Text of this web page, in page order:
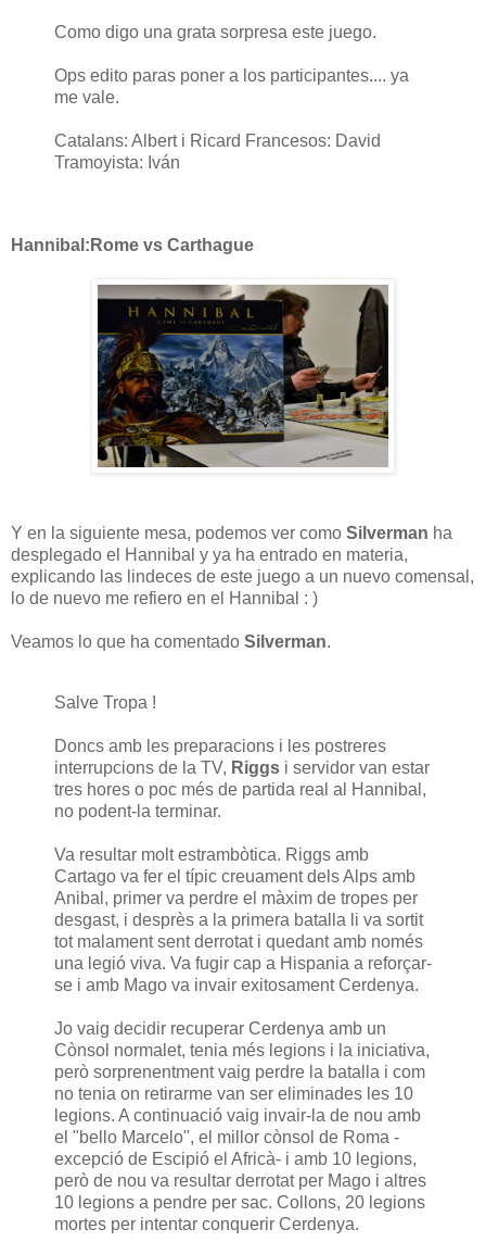
Como digo una grata sorpresa este juego.
Ops edito paras poner a los participantes.... ya
me vale.
Catalans: Albert i Ricard Francesos: David
Tramoyista: Iván
Hannibal:Rome vs Carthague
Y en la siguiente mesa, podemos ver como Silverman ha
desplegado el Hannibal y ya ha entrado en materia,
explicando las lindeces de este juego a un nuevo comensal,
lo de nuevo me refiero en el Hannibal : )
Veamos lo que ha comentado Silverman.
Salve Tropa !
Doncs amb les preparacions i les postreres
interrupcions de la TV, Riggs i servidor van estar
tres hores o poc més de partida real al Hannibal,
no podent-la terminar.
Va resultar molt estrambòtica. Riggs amb
Cartago va fer el típic creuament dels Alps amb
Anibal, primer va perdre el màxim de tropes per
desgast, i desprès a la primera batalla li va sortit
tot malament sent derrotat i quedant amb només
una legió viva. Va fugir cap a Hispania a reforçar-
se i amb Mago va invair exitosament Cerdenya.
Jo vaig decidir recuperar Cerdenya amb un
Cònsol normalet, tenia més legions i la iniciativa,
però sorprenentment vaig perdre la batalla i com
no tenia on retirarme van ser eliminades les 10
legions. A continuació vaig invair-la de nou amb
el "bello Marcelo", el millor cònsol de Roma -
excepció de Escipió el Africà- i amb 10 legions,
però de nou va resultar derrotat per Mago i altres
10 legions a pendre per sac. Collons, 20 legions
mortes per intentar conquerir Cerdenya.